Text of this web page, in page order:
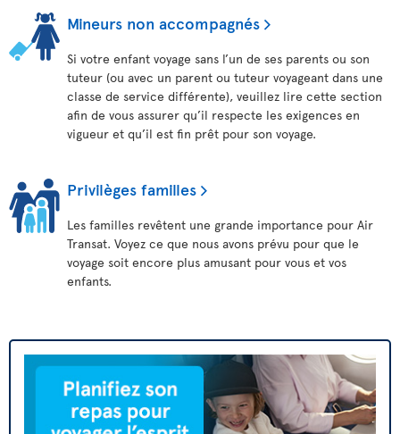
Mineurs non accompagnés
Si votre enfant voyage sans l’un de ses parents ou son
tuteur (ou avec un parent ou tuteur voyageant dans une
classe de service différente), veuillez lire cette section
afin de vous assurer qu’il respecte les exigences en
vigueur et qu’il est fin prêt pour son voyage.
Privilèges familles
Les familles revêtent une grande importance pour Air
Transat. Voyez ce que nous avons prévu pour que le
voyage soit encore plus amusant pour vous et vos
enfants.